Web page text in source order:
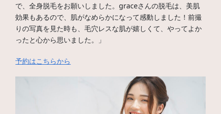
で、全身脱毛をお願いしました。graceさんの脱毛は、美肌
効果もあるので、肌がなめらかになって感動しました！前撮
りの写真を見た時も、毛穴レスな肌が嬉しくて、やってよか
ったと心から思いました。」
予約はこちらから